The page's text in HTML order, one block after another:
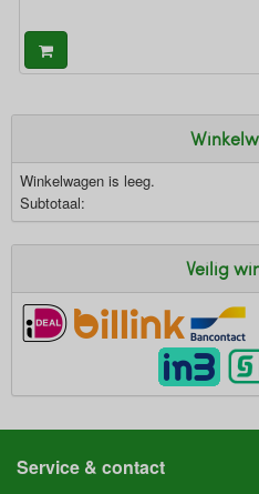
Winkelwagen is leeg.
Subtotaal:
Veilig
Service & contact